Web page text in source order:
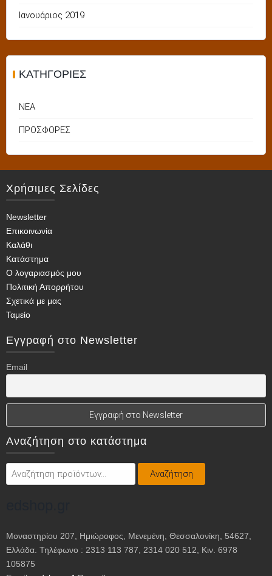
Ιανουάριος 2019
KΑΤΗΓΟΡΊΕΣ
ΝΕΑ
ΠΡΟΣΦΟΡΕΣ
Χρήσιμες Σελίδες
Newsletter
Επικοινωνία
Καλάθι
Κατάστημα
Ο λογαριασμός μου
Πολιτική Απορρήτου
Σχετικά με μας
Ταμείο
Εγγραφή στο Newsletter
Email
Αναζήτηση στο κατάστημα
Αναζήτηση
για:
Αναζήτηση
Μοναστηρίου 207, Ημιώροφος, Μενεμένη, Θεσσαλονίκη, 54627,
Ελλάδα. Τηλέφωνο : 2313 113 787, 2314 020 512, Κιν. 6978
105875